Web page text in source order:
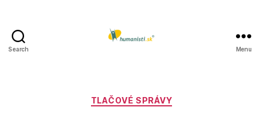
Search Menu
Kategórie
TLAČOVÉ SPRÁVY